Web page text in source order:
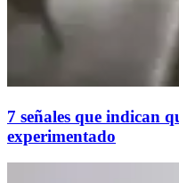
7 señales que indican
experimentado